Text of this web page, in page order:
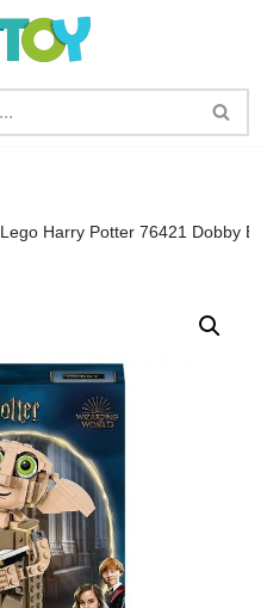
Lego Harry Potter 76421 Dobby El